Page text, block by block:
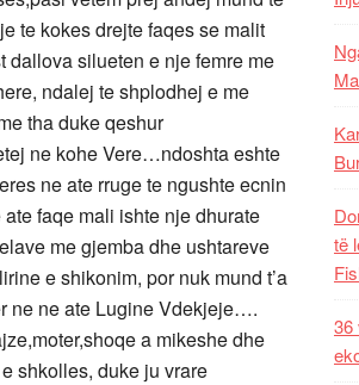
te kokes drejte faqes se malit
silueten e nje femre me
ndalej te shplodhej e me
tha duke qeshur
ne kohe Vere…ndoshta eshte
ne ate rruge te ngushte ecnin
faqe mali ishte nje dhurate
me gjemba dhe ushtareve
e shikonim, por nuk mund t’a
ne ne ate Lugine Vdekjeje….
a mikeshe dhe
shkolles, duke ju vrare
të
36